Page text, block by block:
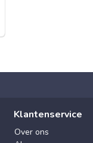
Klantenservice
Over ons